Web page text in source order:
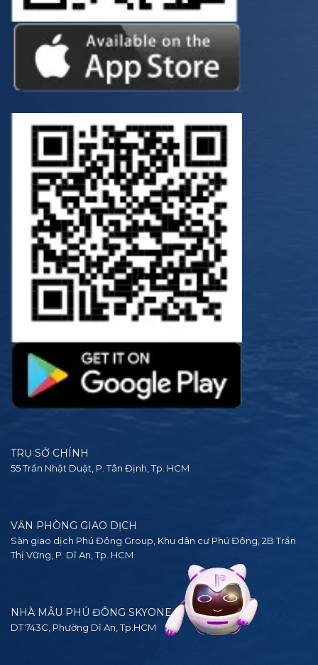
TRỤ SỞ CHÍNH
55 Trần Nhật Duật, P. Tân Định, Tp. HCM
VĂN PHÒNG GIAO DỊCH
Sàn giao dịch Phú Đông Group, Khu dân cư Phú Đông, 2B Trần
Thị Vững, P. Dĩ An, Tp. HCM
NHÀ MẪU PHÚ ĐÔNG SKYONE
DT 743C, Phường Dĩ An, Tp.HCM